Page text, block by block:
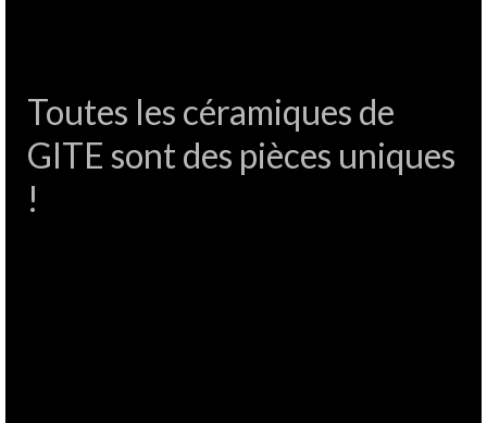
Toutes les céramiques de
GITE sont des pièces uniques
!